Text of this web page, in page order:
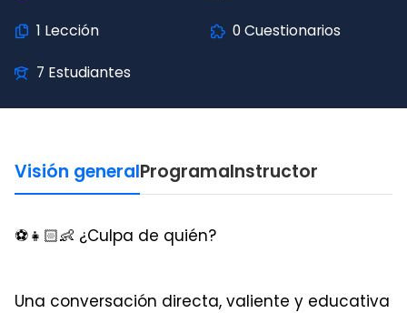
1 Lección
0 Cuestionarios
7 Estudiantes
Visión generalProgramaInstructor
⚽️👧🏻👶 ¿Culpa de quién?
Una conversación directa, valiente y educativa